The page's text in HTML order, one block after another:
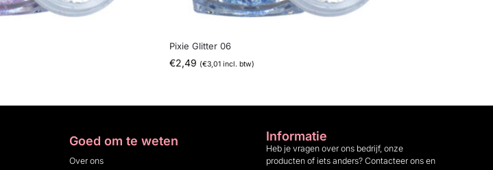
Pixie Glitter 06
€2,49 (€3,01 incl. btw)
Goed om te weten
Over ons
Informatie
Heb je vragen over ons bedrijf, onze
producten of iets anders? Contacteer ons en